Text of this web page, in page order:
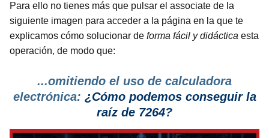
Para ello no tienes más que pulsar el associate de la
siguiente imagen para acceder a la página en la que te
explicamos cómo solucionar de forma fácil y didáctica esta
operación, de modo que:
...omitiendo el uso de calculadora
electrónica: ¿Cómo podemos conseguir la
raíz de 7264?